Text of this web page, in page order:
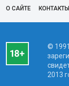
О САЙТЕ КОНТАКТЫ
©
2013